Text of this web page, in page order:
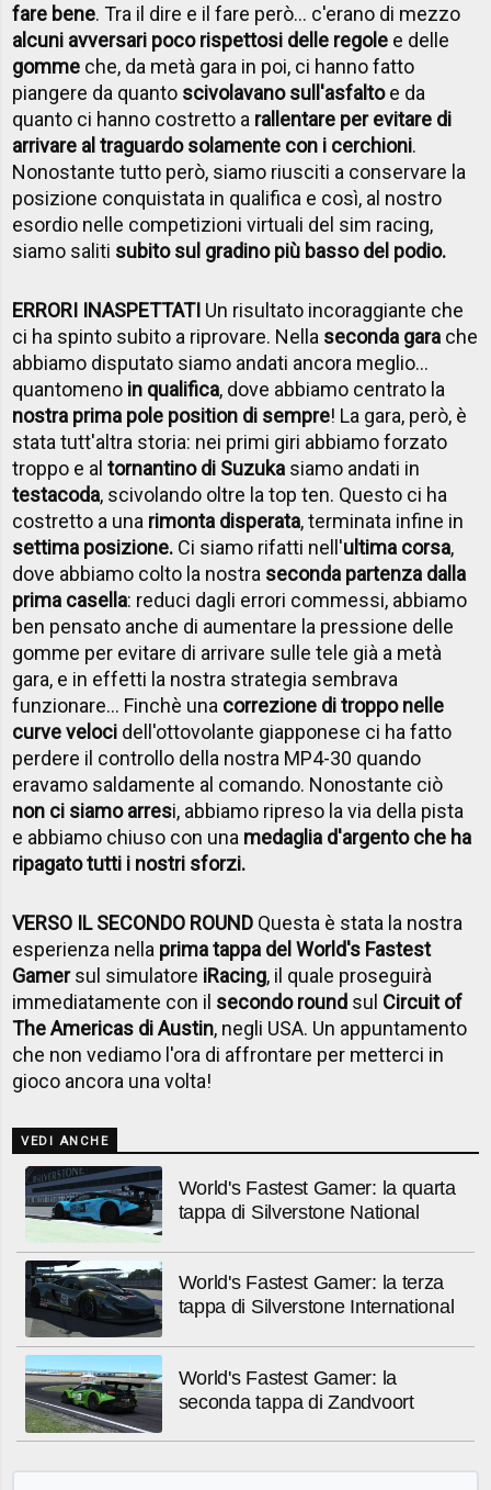
fare bene. Tra il dire e il fare però... c'erano di mezzo
alcuni avversari poco rispettosi delle regole e delle
gomme che, da metà gara in poi, ci hanno fatto
piangere da quanto scivolavano sull'asfaltoe da
quanto ci hanno costretto a rallentare per evitare di
arrivare al traguardo solamente con i cerchioni.
Nonostante tutto però, siamo riusciti a conservare la
posizione conquistata in qualifica e così, al nostro
esordio nelle competizioni virtuali del sim racing,
siamo saliti subito sul gradino più basso del podio.
ERRORI INASPETTATI Un risultato incoraggiante che
ci ha spinto subito a riprovare. Nella seconda gara che
abbiamo disputato siamo andati ancora meglio...
quantomeno in qualifica, dove abbiamo centrato la
nostra prima pole position di sempre! La gara, però, è
stata tutt'altra storia: nei primi giri abbiamo forzato
troppo e altornantino di Suzuka siamo andati in
testacoda, scivolando oltre la top ten. Questo ci ha
costretto a una rimonta disperata, terminata infine in
settima posizione. Ci siamo rifatti nell'ultima corsa,
dove abbiamo colto la nostra seconda partenza dalla
prima casella: reduci dagli errori commessi, abbiamo
ben pensato anche di aumentare la pressione delle
gomme per evitare di arrivare sulle tele già a metà
gara, e in effetti la nostra strategia sembrava
funzionare... Finchè una correzione di troppo nelle
curve veloci dell'ottovolante giapponese ci ha fatto
perdere il controllo della nostra MP4-30 quando
eravamo saldamente al comando. Nonostante ciò
non ci siamo arresi, abbiamo ripreso la via della pista
e abbiamo chiuso con una medaglia d'argento che ha
ripagato tutti i nostri sforzi.
VERSO IL SECONDO ROUND Questa è stata la nostra
esperienza nella prima tappa del World's Fastest
Gamersul simulatore iRacing, il quale proseguirà
immediatamente con il secondo round sul Circuit of
The Americas di Austin, negli USA. Un appuntamento
che non vediamo l'ora di affrontare per metterci in
gioco ancora una volta!
VEDI ANCHE
World's Fastest Gamer: la quarta
tappa di Silverstone National
World's Fastest Gamer: la terza
tappa di Silverstone International
World's Fastest Gamer: la
seconda tappa di Zandvoort